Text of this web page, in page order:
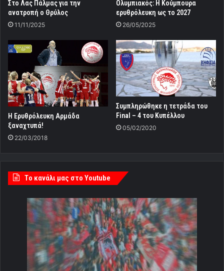
Στο Λας Πάλμας για την
ανατροπή ο Θρύλος
11/11/2025
Ολυμπιακός: Η Κούμπουρα
ερυθρόλευκη ως το 2027
26/05/2025
Η Ερυθρόλευκη Αρμάδα
ξαναχτυπά!
22/03/2018
Συμπληρώθηκε η τετράδα του
Final – 4 του Κυπέλλου
05/02/2020
Tο κανάλι μας στο Youtube